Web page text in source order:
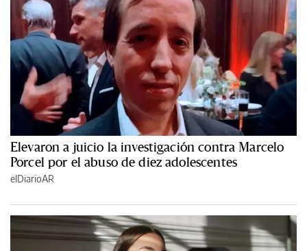
Elevaron a juicio la investigación contra Marcelo
Porcel por el abuso de diez adolescentes
elDiarioAR